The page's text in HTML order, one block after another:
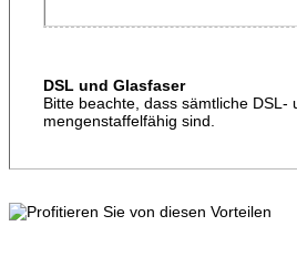
DSL und Glasfaser
Bitte beachte, dass sämtliche
mengenstaffelfähig sind.